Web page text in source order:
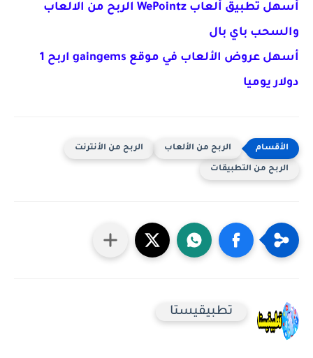
أسهل تطبيق ألعاب WePointz الربح من الالعاب
والسحب باي بال
أسهل عروض الألعاب في موقع gaingems اربح 1
دولار يوميا
الربح من الألعاب الربح من الأنترنت
الربح من التطبيقات
تطبيقيستا